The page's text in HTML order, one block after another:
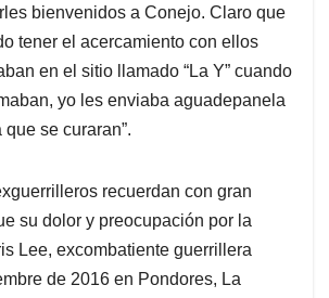
bienvenidos a Conejo. Claro que
tener el acercamiento con ellos
en el sitio llamado “La Y” cuando
yo les enviaba aguadepanela
se curaran”.
recuerdan con gran
su dolor y preocupación por la
Lee, excombatiente guerrillera
de 2016 en Pondores, La